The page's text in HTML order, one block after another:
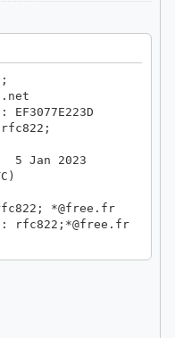
5 Jan 2023
*@free.fr
rfc822;*@free.fr